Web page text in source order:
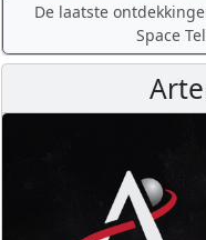
De laatste
Space